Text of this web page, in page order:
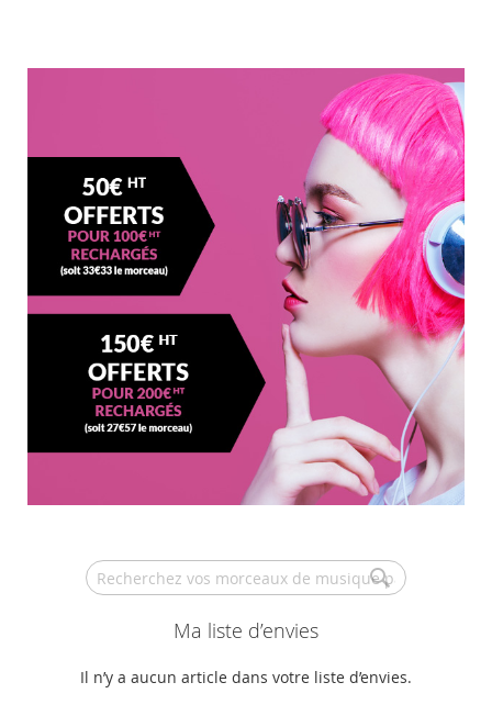
Ma liste d’envies
Il n’y a aucun article dans votre liste d’envies.